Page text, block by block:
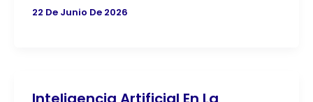
22 De Junio De 2026